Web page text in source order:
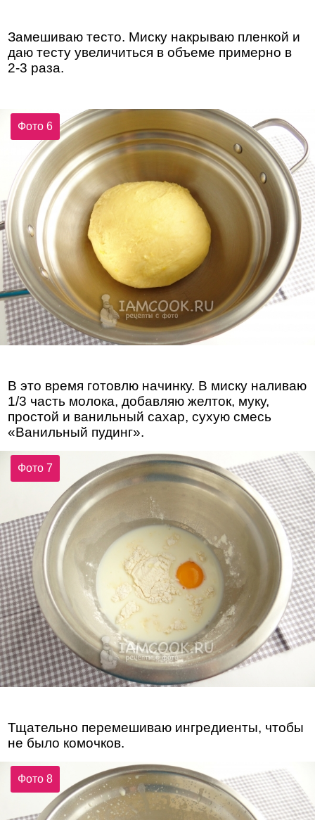
Замешиваю тесто. Миску накрываю пленкой и
даю тесту увеличиться в объеме примерно в
2-3 раза.
Фото 6
В это время готовлю начинку. В миску наливаю
1/3 часть молока, добавляю желток, муку,
простой и ванильный сахар, сухую смесь
«Ванильный пудинг».
Фото 7
Тщательно перемешиваю ингредиенты, чтобы
не было комочков.
Фото 8